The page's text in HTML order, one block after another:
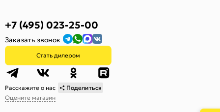
+7 (495) 023-25-00
Заказать звонок
Стать дилером
Расскажите о нас
Поделиться
Оцените магазин